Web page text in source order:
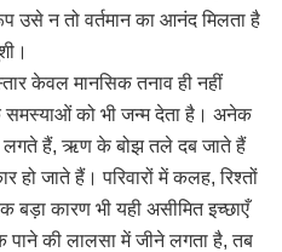
उसे न तो वर्तमान का आनंद मिलता है
केवल मानसिक तनाव ही नहीं
समस्याओं को भी जन्म देता है। अनेक
हैं, ऋण के बोझ तले दब जाते हैं
हो जाते हैं। परिवारों में कलह, रिश्तों
कारण भी यही असीमित इच्छाएँ
पाने की लालसा में जीने लगता है, तब